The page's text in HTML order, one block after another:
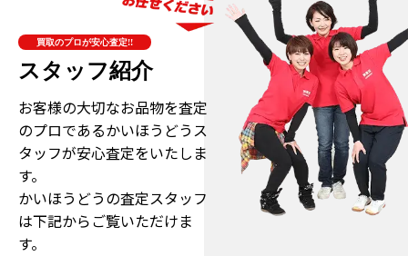
買取のプロが安心査定!!
スタッフ紹介
お客様の大切なお品物を査定
のプロであるかいほうどうス
タッフが安心査定をいたしま
す。
かいほうどうの査定スタッフ
は下記からご覧いただけま
す。